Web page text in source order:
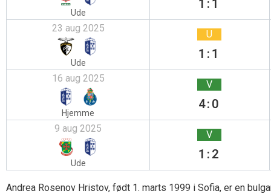
Ude
1:1
23 aug 2025
Ude
U
1:1
16 aug 2025
Hjemme
V
4:0
9 aug 2025
Ude
V
1:2
Andrea Rosenov Hristov, født 1. marts 1999 i Sofia, er en